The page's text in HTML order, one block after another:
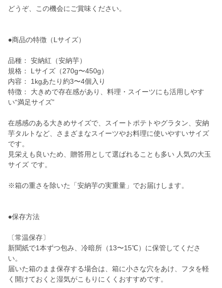
どうぞ、この機会にご賞味ください。
●商品の特徴（Lサイズ）
品種： 安納紅（安納芋）
規格： Lサイズ（270g〜450g）
内容： 1kgあたり約3〜4個入り
特徴： 大きめで存在感があり、料理・スイーツにも活用しやす
い“満足サイズ”
在感感のある大きめサイズで、スイートポテトやグラタン、安納
芋タルトなど、さまざまなスイーツやお料理に使いやすいサイズ
です。
見栄えも良いため、贈答用として選ばれることも多い 人気の大玉
サイズ です。
※箱の重さを除いた「安納芋の実重量」でお届けします。
●保存方法
〔常温保存〕
新聞紙で1本ずつ包み、冷暗所（13〜15℃）に保管してくださ
い。
届いた箱のまま保存する場合は、箱に小さな穴をあけ、フタを軽
く開けておくと湿気がこもりにくくおすすめです。